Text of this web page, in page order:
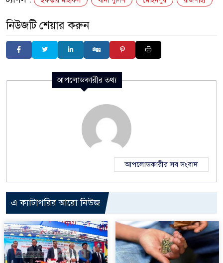
নিউজটি শেয়ার করুন
আপলোডকারীর তথ্য
আপলোডকারীর সব সংবাদ
এ ক্যাটাগরির আরো নিউজ